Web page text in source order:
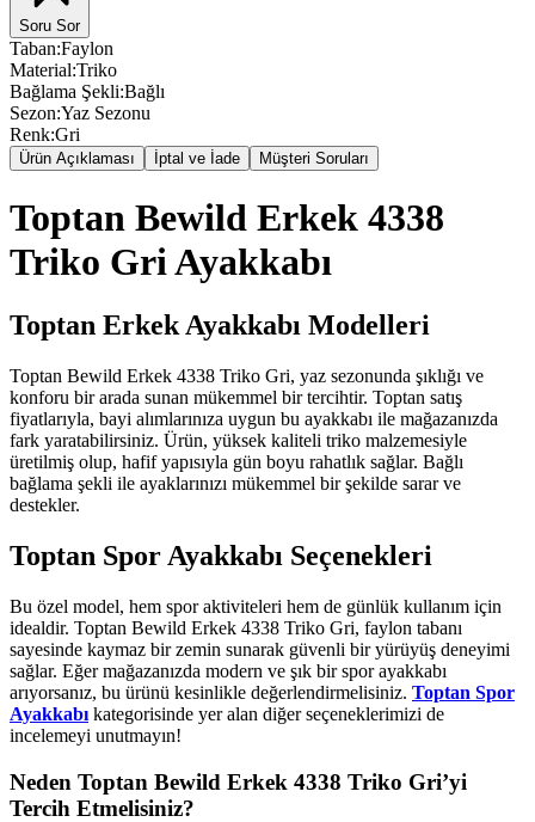
Soru Sor
Taban:Faylon
Material:Triko
Bağlama Şekli:Bağlı
Sezon:Yaz Sezonu
Renk:Gri
Ürün Açıklaması İptal ve İade Müşteri Soruları
Toptan Bewild Erkek 4338
Triko Gri Ayakkabı
Toptan Erkek Ayakkabı Modelleri
Toptan Bewild Erkek 4338 Triko Gri, yaz sezonunda şıklığı ve
konforu bir arada sunan mükemmel bir tercihtir. Toptan satış
fiyatlarıyla, bayi alımlarınıza uygun bu ayakkabı ile mağazanızda
fark yaratabilirsiniz. Ürün, yüksek kaliteli triko malzemesiyle
üretilmiş olup, hafif yapısıyla gün boyu rahatlık sağlar. Bağlı
bağlama şekli ile ayaklarınızı mükemmel bir şekilde sarar ve
destekler.
Toptan Spor Ayakkabı Seçenekleri
Bu özel model, hem spor aktiviteleri hem de günlük kullanım için
idealdir. Toptan Bewild Erkek 4338 Triko Gri, faylon tabanı
sayesinde kaymaz bir zemin sunarak güvenli bir yürüyüş deneyimi
sağlar. Eğer mağazanızda modern ve şık bir spor ayakkabı
arıyorsanız, bu ürünü kesinlikle değerlendirmelisiniz. Toptan Spor
Ayakkabı kategorisinde yer alan diğer seçeneklerimizi de
incelemeyi unutmayın!
Neden Toptan Bewild Erkek 4338 Triko Gri’yi
Tercih Etmelisiniz?